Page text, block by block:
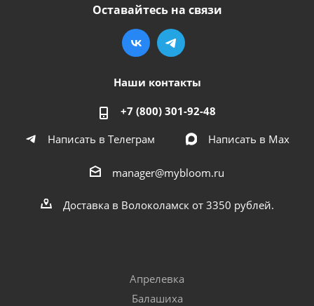
Оставайтесь на связи
Наши контакты
+7 (800) 301-92-48
Написать в Телеграм
Написать в Мах
manager@mybloom.ru
Доставка в Волоколамск от 3350 рублей.
Апрелевка
Балашиха